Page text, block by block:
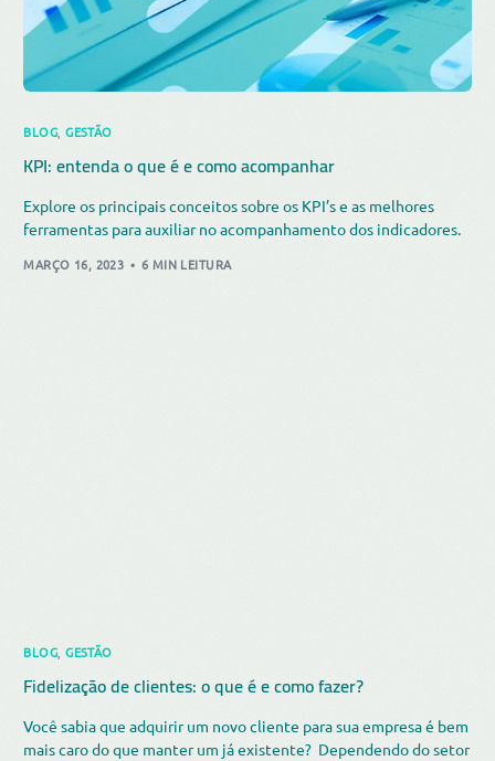
BLOG,GESTÃO
KPI: entenda o que é e como acompanhar
Explore os principais conceitos sobre os KPI’s e as melhores
ferramentas para auxiliar no acompanhamento dos indicadores.
MARÇO 16, 2023 6 MIN LEITURA
BLOG,GESTÃO
Fidelização de clientes: o que é e como fazer?
Você sabia que adquirir um novo cliente para sua empresa é bem
mais caro do que manter um já existente? Dependendo do setor